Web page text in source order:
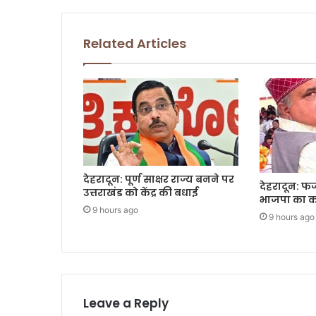
Related Articles
देहरादून: पूर्ण साक्षर राज्य बनने पर
उत्तराखंड को केंद्र की बधाई
9 hours ago
देहरादून:
भाजपा का
9 hours ago
Leave a Reply